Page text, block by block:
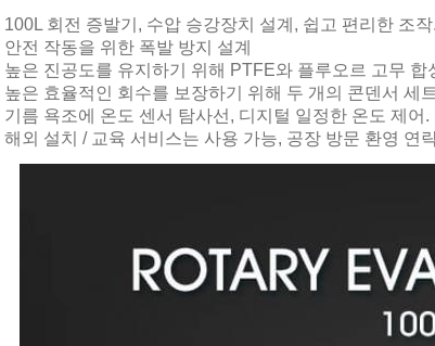
100L 회전 증발기, 수압 승강장치 설계, 쉽고 편리한 조작.
안전 작동을 위한 폭발 방지 설계
높은 진공도를 유지하기 위해 PTFE와 플루오르 고무 합
높은 효율적인 회수를 보장하기 위해 두 개의 콘덴서 세
기름 욕조에 온도 센서 탐사선, 디지털 일정한 온도 제어.
해외 설치 / 교육 서비스는 사용 가능, 공장 방문 환영 연